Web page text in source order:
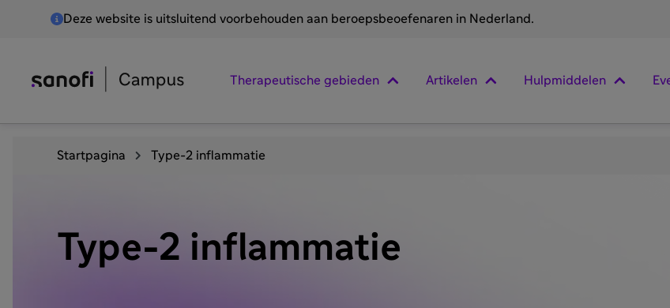
Deze website is uitsluitend voorbehouden aan beroepsbeoefenaren in Nederland.
Therapeutische gebieden Artikelen Hulpmiddelen
Startpagina Type-2 inflammatie
Type-2 inflammatie